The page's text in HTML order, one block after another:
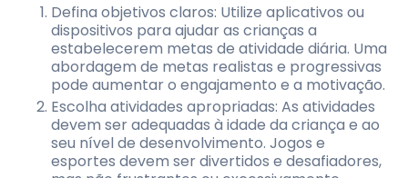
Defina objetivos claros: Utilize aplicativos ou
dispositivos para ajudar as crianças a
estabelecerem metas de atividade diária. Uma
abordagem de metas realistas e progressivas
pode aumentar o engajamento e a motivação.
Escolha atividades apropriadas: As atividades
devem ser adequadas à idade da criança e ao
seu nível de desenvolvimento. Jogos e
esportes devem ser divertidos e desafiadores,